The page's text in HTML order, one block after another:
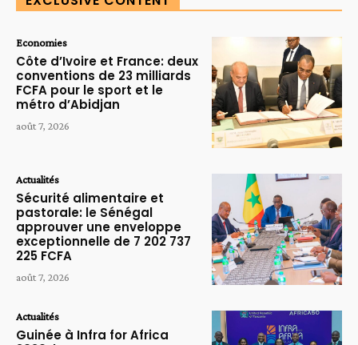
Economies
Côte d’Ivoire et France: deux
conventions de 23 milliards
FCFA pour le sport et le
métro d’Abidjan
août 7, 2026
Actualités
Sécurité alimentaire et
pastorale: le Sénégal
approuver une enveloppe
exceptionnelle de 7 202 737
225 FCFA
août 7, 2026
Actualités
Guinée à Infra for Africa